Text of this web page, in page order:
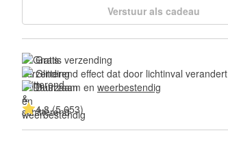
Verstuur als cadeau
Gratis verzending
Glitterend effect dat door lichtinval verandert
Duurzaam en weerbestendig
4.8 (5.653)